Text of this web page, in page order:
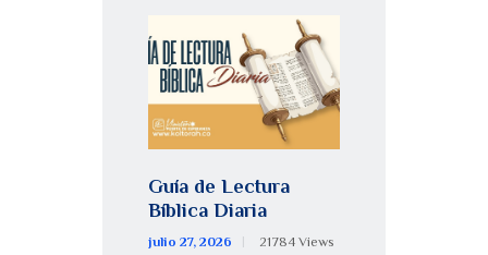
Guía de Lectura
Bíblica Diaria
julio 27, 2026 21784 Views